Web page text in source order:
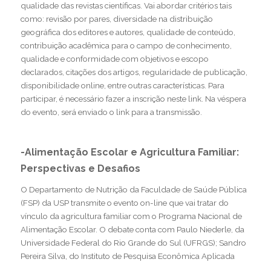
qualidade das revistas científicas. Vai abordar critérios tais
como: revisão por pares, diversidade na distribuição
geográfica dos editores e autores, qualidade de conteúdo,
contribuição acadêmica para o campo de conhecimento,
qualidade e conformidade com objetivos e escopo
declarados, citações dos artigos, regularidade de publicação,
disponibilidade online, entre outras características. Para
participar, é necessário fazer a inscrição neste link. Na véspera
do evento, será enviado o link para a transmissão.
-Alimentação Escolar e Agricultura Familiar:
Perspectivas e Desafios
O Departamento de Nutrição da Faculdade de Saúde Pública
(FSP) da USP transmite o evento on-line que vai tratar do
vínculo da agricultura familiar com o Programa Nacional de
Alimentação Escolar. O debate conta com Paulo Niederle, da
Universidade Federal do Rio Grande do Sul (UFRGS); Sandro
Pereira Silva, do Instituto de Pesquisa Econômica Aplicada